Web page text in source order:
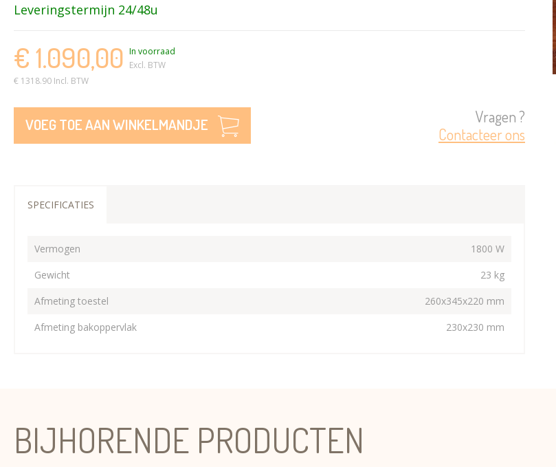
Leveringstermijn 24/48u
€ 1.090,00 In voorraad
Excl. BTW
€ 1318.90 Incl. BTW
VOEG TOE AAN WINKELMANDJE
Vragen ?
Contacteer ons
SPECIFICATIES
Vermogen
1800 W
Gewicht
23 kg
Afmeting toestel
260x345x220 mm
Afmeting bakoppervlak
230x230 mm
BIJHORENDE PRODUCTEN